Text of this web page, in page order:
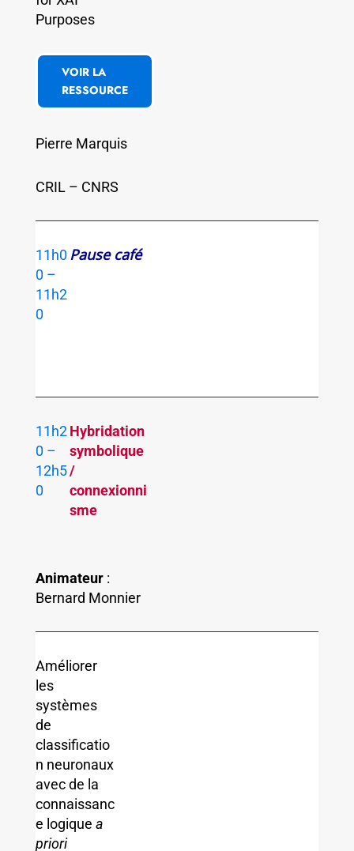
Purposes
VOIR LA
RESSOURCE
Pierre Marquis
CRIL – CNRS
11h0
0 –
11h2
0
Pause café
11h2
0 –
12h5
0
Hybridation
symbolique
/
connexionni
sme
Animateur:
Bernard Monnier
Améliorer
les
systèmes
de
classificatio
n neuronaux
avec de la
connaissanc
e logique a
priori